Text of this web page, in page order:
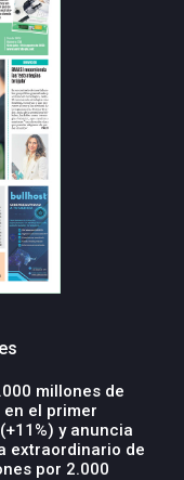
millones de
el primer
y anuncia
extraordinario de
por 2.000